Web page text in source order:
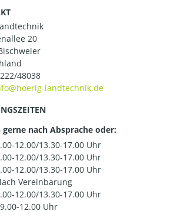
20
48038
nach Absprache oder:
12.00/13.30-17.00 Uhr
12.00/13.30-17.00 Uhr
12.00/13.30-17.00 Uhr
Vereinbarung
12.00/13.30-17.00 Uhr
12.00 Uhr